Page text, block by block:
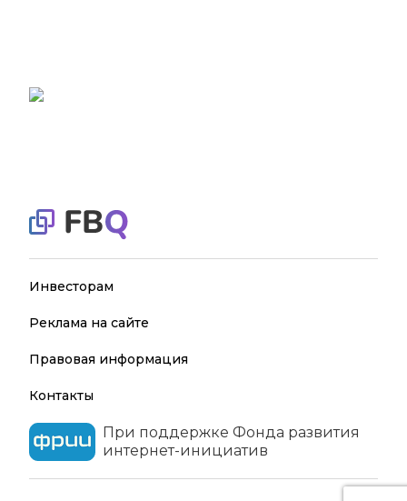
При поддержке Фонда развития
интернет-инициатив
Инвесторам
Реклама на сайте
Правовая информация
Контакты